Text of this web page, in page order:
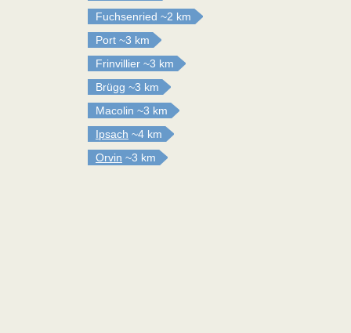
Fuchsenried ~2 km
Port ~3 km
Frinvillier ~3 km
Brügg ~3 km
Macolin ~3 km
Ipsach ~4 km
Orvin ~3 km